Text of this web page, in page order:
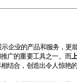
企业的产品和服务，更
广的重要工具之一。而
结合，创造出令人惊艳的